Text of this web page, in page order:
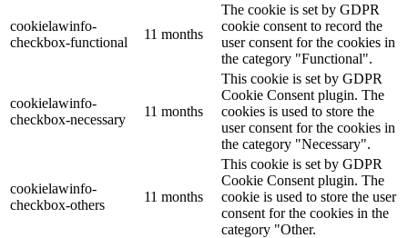
cookielawinfo-
checkbox-functional
11 months
The cookie is set by GDPR
cookie consent to record the
user consent for the cookies in
the category "Functional".
cookielawinfo-
checkbox-necessary
11 months
This cookie is set by GDPR
Cookie Consent plugin. The
cookies is used to store the
user consent for the cookies in
the category "Necessary".
cookielawinfo-
checkbox-others
11 months
This cookie is set by GDPR
Cookie Consent plugin. The
cookie is used to store the user
consent for the cookies in the
category "Other.